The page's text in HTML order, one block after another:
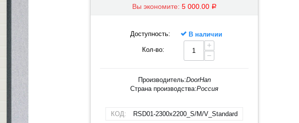
Вы экономите: 5 000.00 Р
Доступность: В наличии
Кол-во:
+
−
Производитель:DoorHan
Страна производства:Россия
КОД: RSD01-2300х2200_S/M/V_Standard